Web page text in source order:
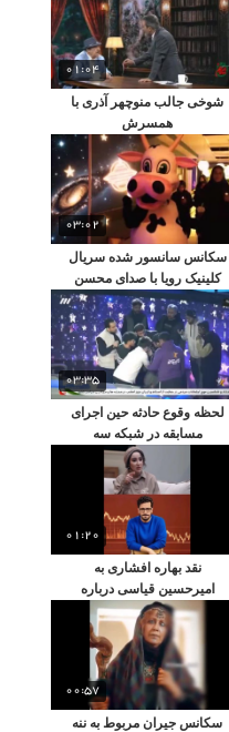
01:04
شوخی جالب منوچهر آذری با
همسرش
03:02
سکانس سانسور شده سریال
کلینیک رویا با صدای محسن
چاوشی
03:35
لحظه وقوع حادثه حین اجرای
مسابقه در شبکه سه
01:20
نقد بهاره افشاری به
امیرحسین قیاسی درباره
پامپ!
00:57
سکانس جیران مربوط به ننه